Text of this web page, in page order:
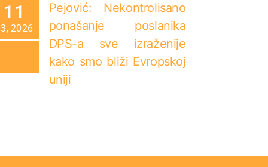
11
2026
Pejović: Nekontrolisano
ponašanje poslanika
DPS-a sve izraženije
kako smo bliži Evropskoj
uniji